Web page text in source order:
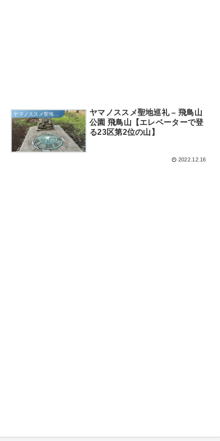
ヤマノススメ聖地巡礼
ヤマノススメ聖地巡礼 – 飛鳥山
公園 飛鳥山【エレベーターで登
る23区第2位の山】
2022.12.16